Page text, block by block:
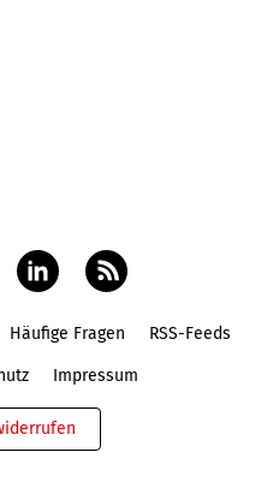
Häufige Fragen RSS-Feeds
Impressum